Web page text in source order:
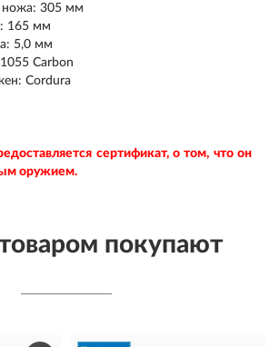
305 мм
165 мм
5,0 мм
Carbon
Cordura
сертификат, о том, что он
оружием.
покупают